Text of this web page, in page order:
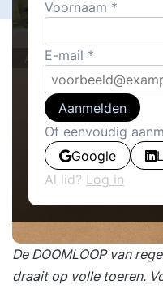
Willem
Actueel
De DOOMLOOP van
draait op volle toeren.
Voornaam
E-mail
Aanmelden
Of eenvoudig
Google
Al lid? Log in